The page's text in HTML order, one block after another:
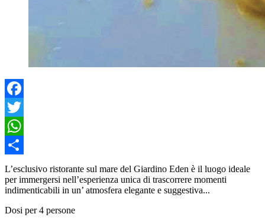
Facebook
Twitter
WhatsApp
Share
L’esclusivo ristorante sul mare del Giardino Eden è il luogo ideale
per immergersi nell’esperienza unica di trascorrere momenti
indimenticabili in un’ atmosfera elegante e suggestiva...
Dosi per 4 persone